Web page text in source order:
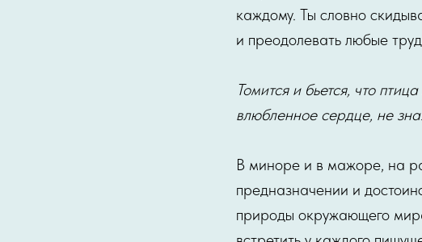
каждому. Ты словно
и преодолевать любые
Томится и бьется, что
влюбленное сердце, не
В миноре и в мажоре, на
предназначении и
природы окружающего